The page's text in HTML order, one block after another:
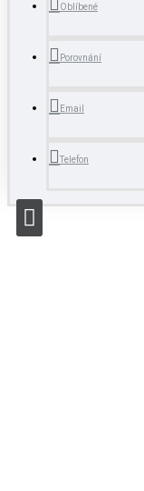
Oblíbené
Porovnání
Email
Telefon